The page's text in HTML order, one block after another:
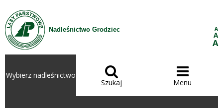
Przejdź do treści
Nadleśnictwo Grodziec A
A
A
Wybierz nadleśnictwo 
Szukaj

Menu